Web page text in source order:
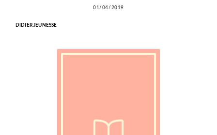
01/04/2019
DIDIER JEUNESSE